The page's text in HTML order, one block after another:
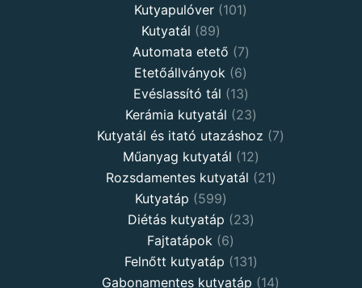
Kutyapulóver 101
Kutyatál
89
Automata etető
7
Etetőállványok
6
Evéslassító tál
13
Kerámia kutyatál
23
Kutyatál és itató utazáshoz
7
Műanyag kutyatál
12
Rozsdamentes kutyatál
21
Kutyatáp
599
Diétás kutyatáp
23
Fajtatápok
6
Felnőtt kutyatáp
131
Gabonamentes kutyatáp
14